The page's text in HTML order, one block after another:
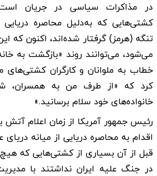
در مذاکرات سیاسی در جریان
کشتی‌هایی که به‌دلیل محاصره دریایی
تنگه (هرمز) گرفتار شده‌اند، اکنون که
می‌شود، می‌توانند روند «بازگشت به
خطاب به ملوانان و کارگران کشتی‌های
کرد که «از طرف من به همسران،
خانواده‌های خود سلام برسانید.»
رئیس جمهور آمریکا از زمان اعلام
اقدام به محاصره دریایی از میانه
قبل از آن بسیاری از کشتی‌هایی که
در جنگ علیه ایران نداشتند با